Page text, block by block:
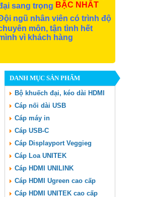
sang trọng BẬC NHẤT
ngũ nhân viên có trình độ
môn, tận tình hết
vì khách hàng
DANH MỤC SẢN PHẨM
Bộ khuếch đại, kéo dài HDMI
Cáp nối dài USB
Cáp máy in
Cáp USB-C
Cáp Displayport Veggieg
Cáp Loa UNITEK
Cáp HDMI UNILINK
Cáp HDMI Ugreen cao cấp
Cáp HDMI UNITEK cao cấp